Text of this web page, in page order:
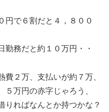
円で６割だと４，８００
勤務だと約１０万円・・
費２万、支払いが約７万、
万円の赤字じゃろう、
りればなんとか持つかな？